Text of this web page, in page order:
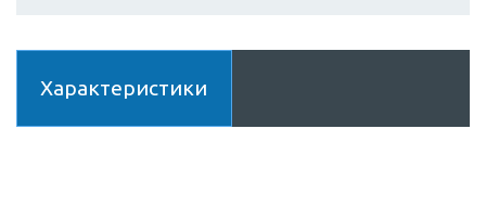
Характеристики